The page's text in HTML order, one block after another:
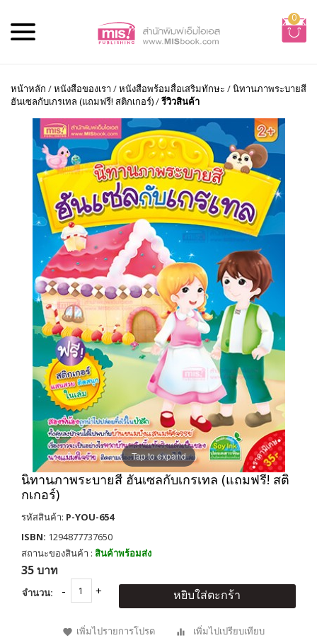
0
หน้าหลัก /หนังสือของเรา /หนังสือพร้อมสื่อเสริมทักษะ /นิทานภาพระบายสี
ฮันเซลกับเกรเทล (แถมฟรี! สติกเกอร์)/รีวิวสินค้า
Tap to expand
นิทานภาพระบายสี ฮันเซลกับเกรเทล (แถมฟรี! สติ
กเกอร์)
รหัสสินค้า: P-YOU-654
ISBN: 1294877737650
สถานะของสินค้า : สินค้าพร้อมส่ง
35 บาท
จำนวน: หยิบใส่ตะกร้า
เพิ่มไปรายการโปรด เพิ่มไปเปรียบเทียบ